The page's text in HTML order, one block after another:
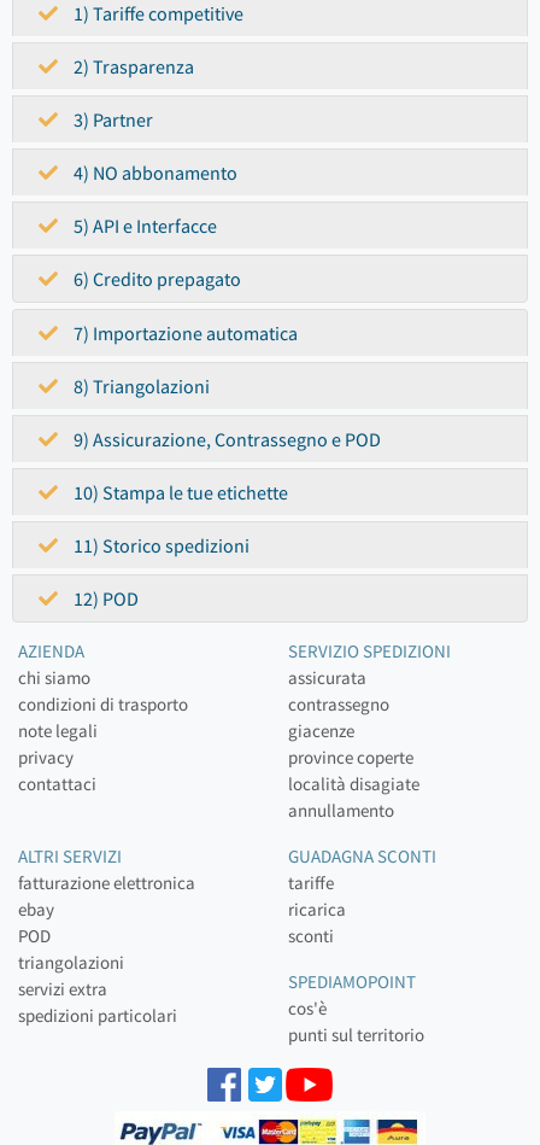
1) Tariffe competitive
2) Trasparenza
3) Partner
4) NO abbonamento
5) API e Interfacce
6) Credito prepagato
7) Importazione automatica
8) Triangolazioni
9) Assicurazione, Contrassegno e POD
10) Stampa le tue etichette
11) Storico spedizioni
12) POD
AZIENDA
chi siamo
condizioni di trasporto
note legali
privacy
contattaci
SERVIZIO SPEDIZIONI
assicurata
contrassegno
giacenze
province coperte
località disagiate
annullamento
ALTRI SERVIZI
fatturazione elettronica
ebay
POD
triangolazioni
servizi extra
spedizioni particolari
GUADAGNA SCONTI
tariffe
ricarica
sconti
SPEDIAMOPOINT
cos'è
punti sul territorio